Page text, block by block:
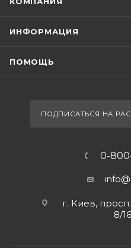
ИНФОРМАЦИЯ
ПОМОЩЬ
ПОДПИСАТЬСЯ НА
0-
г. Киев,
8/